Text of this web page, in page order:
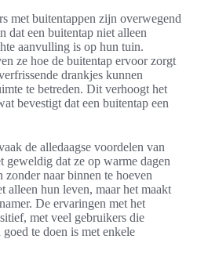
met buitentappen zijn overwegend
dat een buitentap niet alleen
aanvulling is op hun tuin.
ze hoe de buitentap ervoor zorgt
drankjes kunnen
te betreden. Dit verhoogt het
bevestigt dat een buitentap een
de alledaagse voordelen van
dat ze op warme dagen
zonder naar binnen te hoeven
alleen hun leven, maar het maakt
De ervaringen met het
met veel gebruikers die
te doen is met enkele